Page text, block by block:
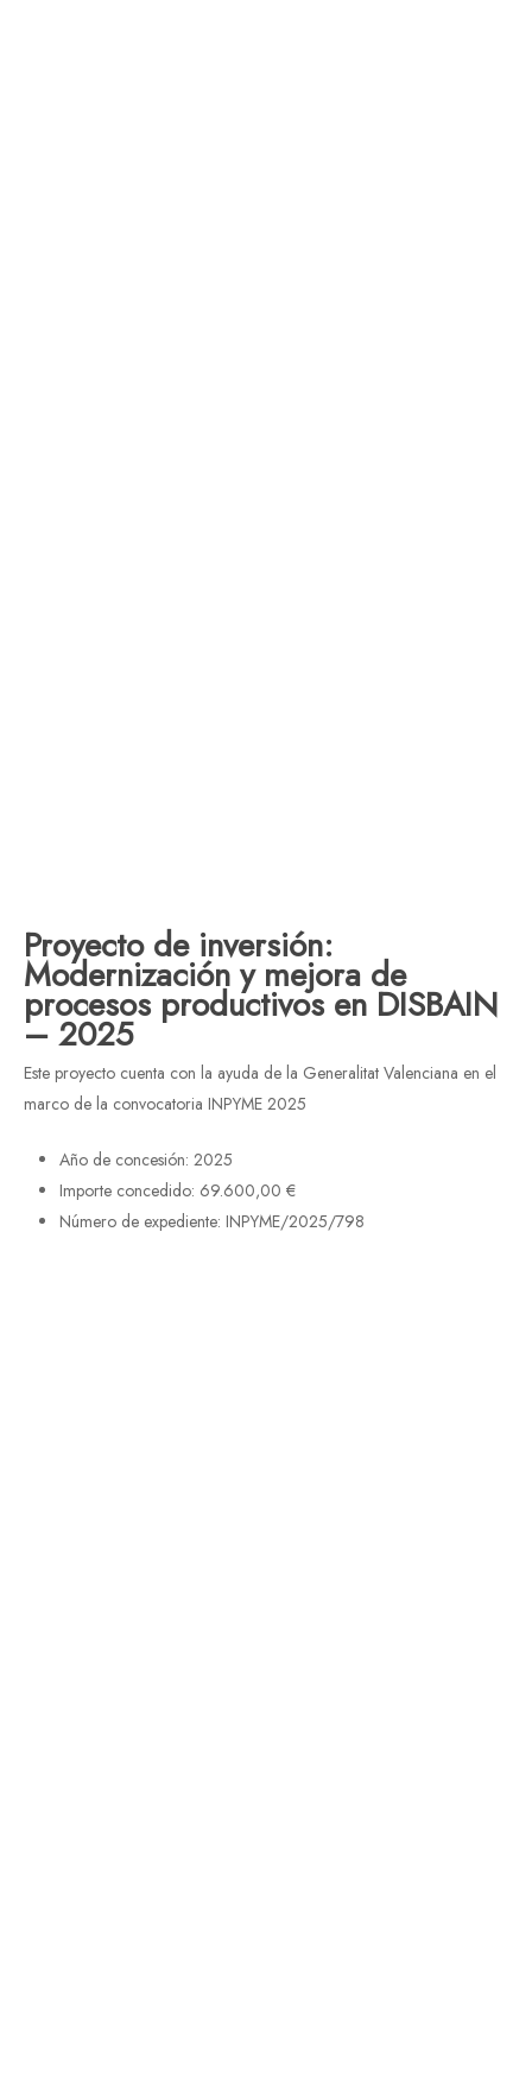
Proyecto de inversión:
Modernización y mejora de
procesos productivos en DISBAIN
– 2025
Este proyecto cuenta con la ayuda de la Generalitat Valenciana en el
marco de la convocatoria INPYME 2025
Año de concesión: 2025
Importe concedido: 69.600,00 €
Número de expediente: INPYME/2025/798